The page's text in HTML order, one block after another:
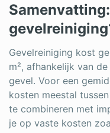
Gevelreiniging kost
m², afhankelijk van
gevel. Voor een
kosten meestal
te combineren met
je op vaste kosten